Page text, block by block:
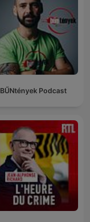
BŰNtények Podcast